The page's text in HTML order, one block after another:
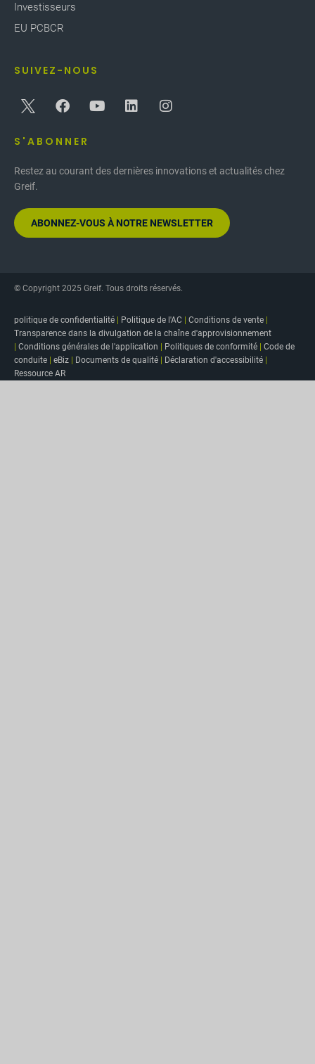
Investisseurs
EU PCBCR
SUIVEZ-NOUS
S'ABONNER
Restez au courant des dernières innovations et actualités chez
Greif.
ABONNEZ-VOUS À NOTRE NEWSLETTER
© Copyright 2025 Greif. Tous droits réservés.
politique de confidentialité Politique de l'AC Conditions de vente
Transparence dans la divulgation de la chaîne d'approvisionnement
Conditions générales de l'application Politiques de conformité
Code de
conduite
eBiz Documents de qualité Déclaration d'accessibilité
Ressource AR